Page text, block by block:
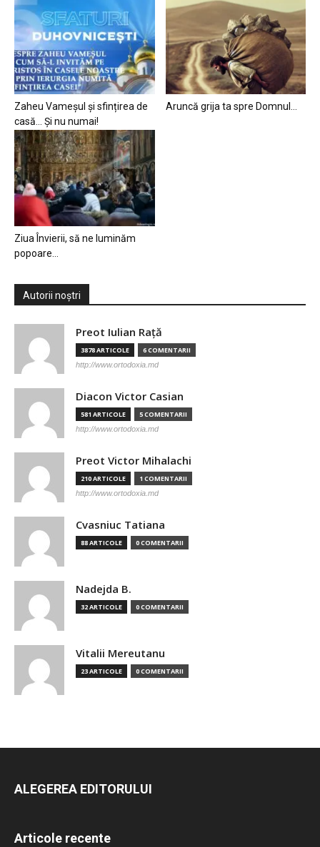
Zaheu Vameșul și sfințirea de
casă… Și nu numai!
Aruncă grija ta spre Domnul…
Ziua Învierii, să ne luminăm
popoare…
Autorii noștri
Preot Iulian Raţă
3878 ARTICOLE 6 COMENTARII
http://www.ortodoxia.md
Diacon Victor Casian
581 ARTICOLE 5 COMENTARII
http://www.ortodoxia.md
Preot Victor Mihalachi
210 ARTICOLE 1 COMENTARII
http://www.ortodoxia.md
Cvasniuc Tatiana
88 ARTICOLE 0 COMENTARII
Nadejda B.
32 ARTICOLE 0 COMENTARII
Vitalii Mereutanu
23 ARTICOLE 0 COMENTARII
ALEGEREA EDITORULUI
Articole recente